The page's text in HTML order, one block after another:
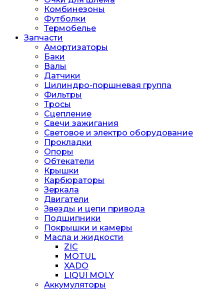
Комбинезоны
Футболки
Термобелье
Запчасти
Амортизаторы
Баки
Валы
Датчики
Цилиндро-поршневая группа
Фильтры
Тросы
Сцепление
Свечи зажигания
Световое и электро оборудование
Прокладки
Опоры
Обтекатели
Крышки
Карбюраторы
Зеркала
Двигатели
Звезды и цепи привода
Подшипники
Покрышки и камеры
Масла и жидкости
ZIC
MOTUL
XADO
LIQUI MOLY
Аккумуляторы